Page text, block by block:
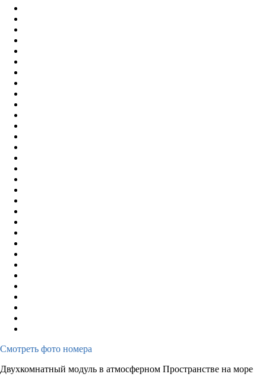
Смотреть фото номера
Двухкомнатный модуль в атмосферном Пространстве на море